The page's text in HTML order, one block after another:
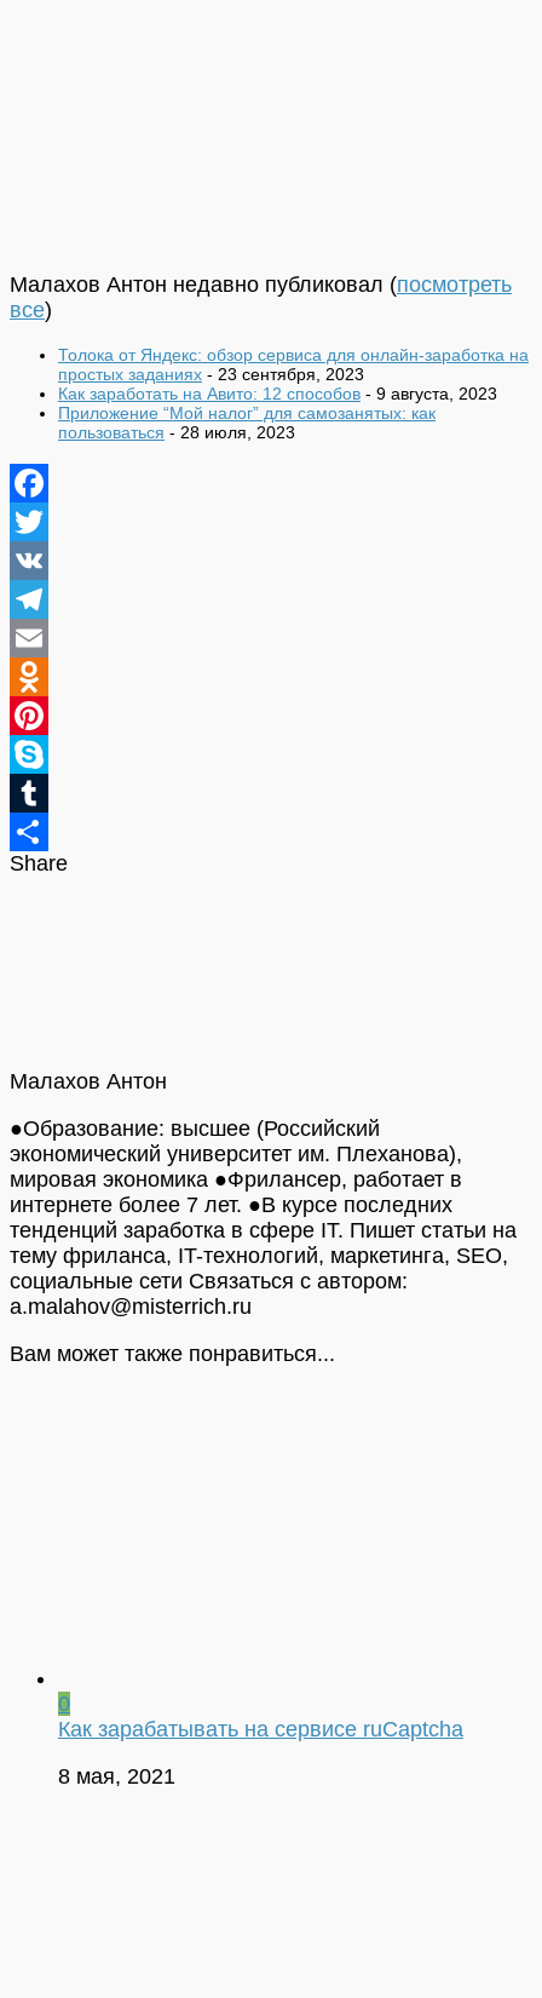
Малахов Антон недавно публиковал (посмотреть
все)
Толока от Яндекс: обзор сервиса для онлайн-заработка на
простых заданиях - 23 сентября, 2023
Как заработать на Авито: 12 способов - 9 августа, 2023
Приложение “Мой налог” для самозанятых: как
пользоваться - 28 июля, 2023
Facebook
Twitter
VK
Telegram
Email
Odnoklassniki
Pinterest
Skype
Tumblr
Отправить
Share
Малахов Антон
●Образование: высшее (Российский
экономический университет им. Плеханова),
мировая экономика ●Фрилансер, работает в
интернете более 7 лет. ●В курсе последних
тенденций заработка в сфере IT. Пишет статьи на
тему фриланса, IT-технологий, маркетинга, SEO,
социальные сети Связаться с автором:
a.malahov@misterrich.ru
Вам может также понравиться...
0
Как зарабатывать на сервисе ruCaptcha
8 мая, 2021